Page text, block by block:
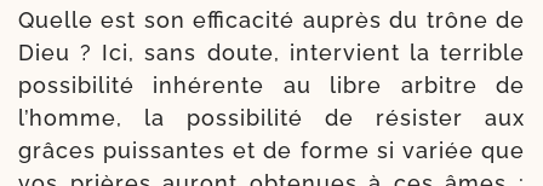
Quelle est son effi­ca­ci­té auprès du trône de
Dieu ? Ici, sans doute, inter­vient la ter­rible
pos­si­bi­li­té inhé­rente au libre arbitre de
l’homme, la pos­si­bi­li­té de résis­ter aux
grâces puis­santes et de forme si variée que